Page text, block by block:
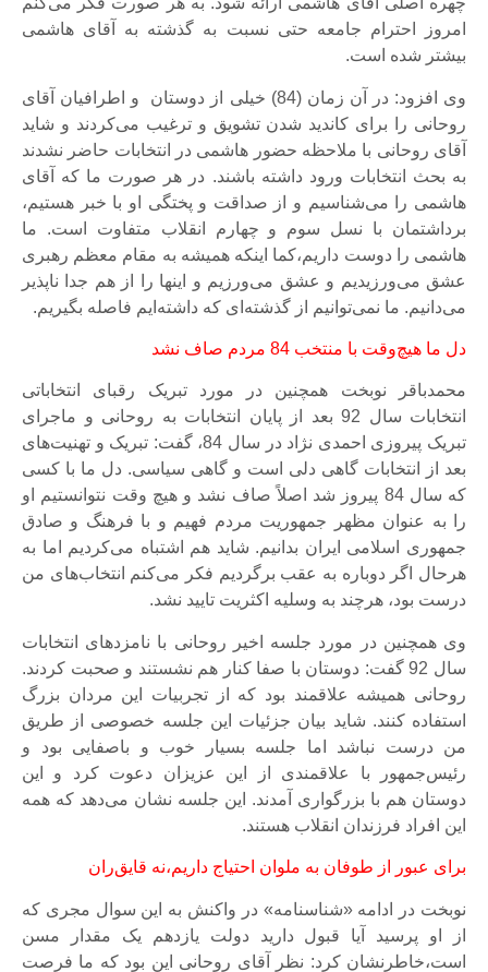
امروز احترام جامعه حتی نسبت به گذشته به آقای هاشمی
بیشتر شده است.
وی افزود: در آن زمان (84) خیلی از دوستان و اطرافیان آقای
روحانی را برای کاندید شدن تشویق و ترغیب می‌کردند و شاید
آقای روحانی با ملاحظه حضور هاشمی در انتخابات حاضر نشدند
به بحث انتخابات ورود داشته باشند. در هر صورت ما که آقای
هاشمی را می‌شناسیم و از صداقت و پختگی او با خبر هستیم،
برداشتمان با نسل سوم و چهارم انقلاب متفاوت است. ما
هاشمی را دوست داریم،کما اینکه همیشه به مقام معظم رهبری
عشق می‌ورزیدیم و عشق می‌ورزیم و اینها را از هم جدا ناپذیر
می‌دانیم. ما نمی‌توانیم از گذشته‌ای که داشته‌ایم فاصله بگیریم.
دل ما هیچ‌وقت با منتخب 84 مردم صاف نشد
محمدباقر نوبخت همچنین در مورد تبریک رقبای انتخاباتی
انتخابات سال 92 بعد از پایان انتخابات به روحانی و ماجرای
تبریک پیروزی احمدی نژاد در سال 84، گفت: تبریک و تهنیت‌های
بعد از انتخابات گاهی دلی است و گاهی سیاسی. دل ما با کسی
که سال 84 پیروز شد اصلاً صاف نشد و هیچ وقت نتوانستیم او
را به عنوان مظهر جمهوریت مردم فهیم و با فرهنگ و صادق
جمهوری اسلامی ایران بدانیم. شاید هم اشتباه می‌کردیم اما به
هرحال اگر دوباره به عقب برگردیم فکر می‌کنم انتخاب‌های من
درست بود، هرچند به وسلیه اکثریت تایید نشد.
وی همچنین در مورد جلسه اخیر روحانی با نامزدهای انتخابات
سال 92 گفت: دوستان با صفا کنار هم نشستند و صحبت کردند.
روحانی همیشه علاقمند بود که از تجربیات این مردان بزرگ
استفاده کنند. شاید بیان جزئیات این جلسه خصوصی از طریق
من درست نباشد اما جلسه بسیار خوب و باصفایی بود و
رئیس‌جمهور با علاقمندی از این عزیزان دعوت کرد و این
دوستان هم با بزرگواری آمدند. این جلسه نشان می‌دهد که همه
این افراد فرزندان انقلاب هستند.
برای عبور از طوفان به ملوان احتیاج داریم،نه قایق‌ران
نوبخت در ادامه «شناسنامه» در واکنش به این سوال مجری که
از او پرسید آیا قبول دارید دولت یازدهم یک مقدار مسن
است،خاطرنشان کرد: نظر آقای روحانی این بود که ما فرصت